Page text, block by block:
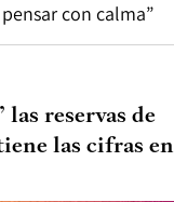
con calma”
reservas de
las cifras en